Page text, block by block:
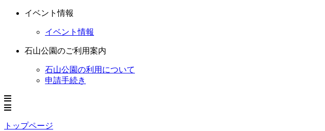
イベント情報
イベント情報
石山公園のご利用案内
石山公園の利用について
申請手続き
トップページ